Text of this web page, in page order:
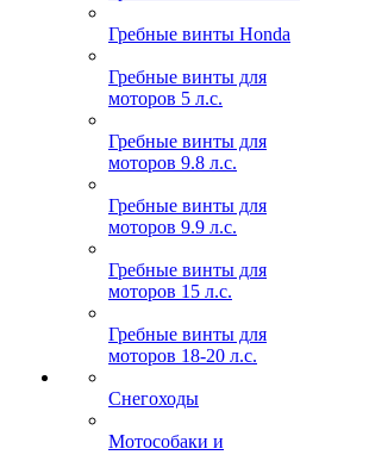
Гребные винты Honda
Гребные винты для
моторов 5 л.с.
Гребные винты для
моторов 9.8 л.с.
Гребные винты для
моторов 9.9 л.с.
Гребные винты для
моторов 15 л.с.
Гребные винты для
моторов 18-20 л.с.
Снегоходы
Мотособаки и